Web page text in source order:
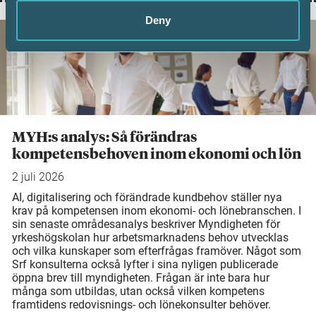
Deny
MYH:s analys: Så förändras
kompetensbehoven inom ekonomi och lön
2 juli 2026
AI, digitalisering och förändrade kundbehov ställer nya
krav på kompetensen inom ekonomi- och lönebranschen. I
sin senaste områdesanalys beskriver Myndigheten för
yrkeshögskolan hur arbetsmarknadens behov utvecklas
och vilka kunskaper som efterfrågas framöver. Något som
Srf konsulterna också lyfter i sina nyligen publicerade
öppna brev till myndigheten. Frågan är inte bara hur
många som utbildas, utan också vilken kompetens
framtidens redovisnings- och lönekonsulter behöver.